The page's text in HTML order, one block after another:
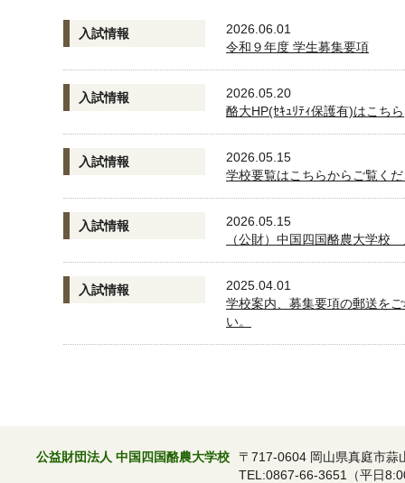
入試情報
2026.06.01
令和９年度 学生募集要項
入試情報
2026.05.20
酪大HP(ｾｷｭﾘﾃｨ保護有)はこちら
入試情報
2026.05.15
学校要覧はこちらからご覧く
入試情報
2026.05.15
（公財）中国四国酪農大学校
入試情報
2025.04.01
学校案内、募集要項の郵送を
い。
公益財団法人 中国四国酪農大学校
〒717-0604 岡山県真庭市蒜
TEL:0867-66-3651（平日